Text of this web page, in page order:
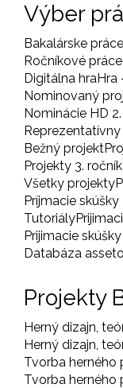
Výber
Bakalárske práce
Ročníkové práce
Digitálna hraHra
Nominovaný
Nominácie HD
Bežný projekt
Projekty 3. ročník
Všetky projekty
Príjmacie
Tutoriály
Prijimacie
Databáza
Projekty
Herný dizajn,
Herný dizajn,
Tvorba herného
Tvorba herného